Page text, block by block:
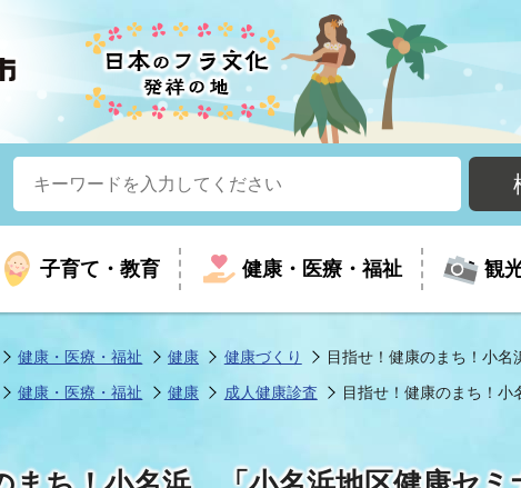
いざという時に 届出・
マイナンバー 住ま
子育て・教育
子育て 教育
健康・医療・福祉
健康 児童
地域包括ケア(介護予防等) 福祉
観
年間イベントの案内 外国
モデルコース 歴史
産業振興 廃棄物
福祉・介護 都市
市長室 フラ
広報 広聴
健康・医療・福祉 健康 健康づくり
目指せ！健康のまち！小
健康・医療・福祉 健康 成人健康診査 目指せ！健康のまち！